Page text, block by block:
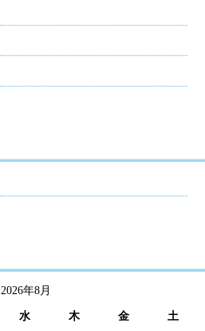
2026年8月
水 木 金 土